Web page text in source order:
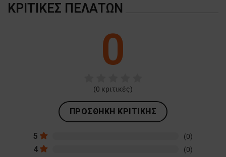
ΚΡΙΤΙΚΈΣ ΠΕΛΑΤΏΝ
0
(0 κριτικές)
ΠΡΟΣΘΉΚΗ ΚΡΙΤΙΚΉΣ
5 (0)
4 (0)